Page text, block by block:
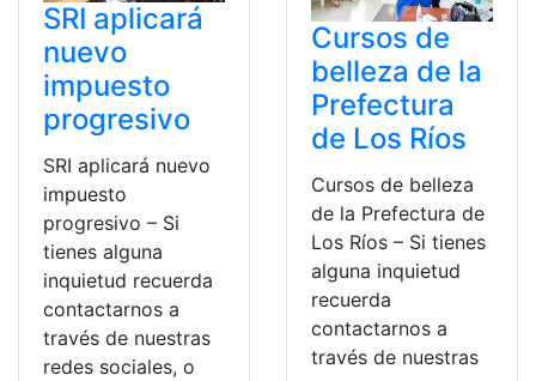
SRI aplicará
nuevo
impuesto
progresivo
SRI aplicará nuevo
impuesto
progresivo – Si
tienes alguna
inquietud recuerda
contactarnos a
través de nuestras
redes sociales, o
Cursos de
belleza de la
Prefectura
de Los Ríos
Cursos de belleza
de la Prefectura de
Los Ríos – Si tienes
alguna inquietud
recuerda
contactarnos a
través de nuestras